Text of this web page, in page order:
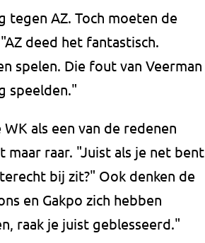
tegen AZ. Toch moeten de
deed het fantastisch.
spelen. Die fout van Veerman
speelden."
als een van de redenen
maar raar. "Juist als je net bent
bij zit?" Ook denken de
en Gakpo zich hebben
raak je juist geblesseerd."